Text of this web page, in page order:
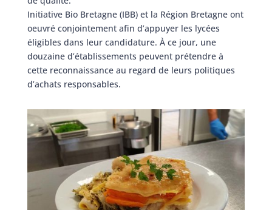
Initiative Bio Bretagne (IBB) et la Région Bretagne ont
oeuvré conjointement afin d’appuyer les lycées
éligibles dans leur candidature. À ce jour, une
douzaine d’établissements peuvent prétendre à
cette reconnaissance au regard de leurs politiques
d’achats responsables.